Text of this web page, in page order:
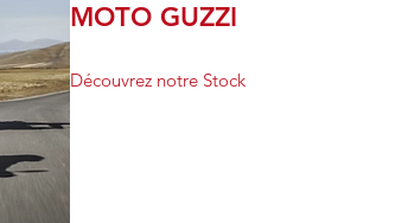
MOTO GUZZI
Découvrez notre Stock